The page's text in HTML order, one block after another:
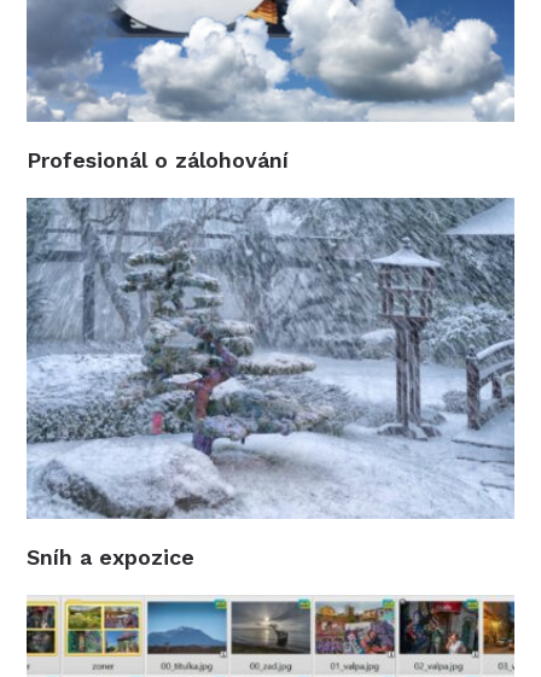
Profesionál o zálohování
Sníh a expozice